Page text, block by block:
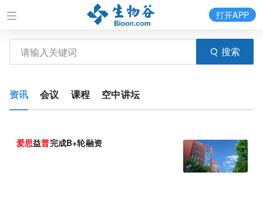
搜索
打开APP
资讯 会议 课程 空中讲坛
爱思益普完成B+轮融资